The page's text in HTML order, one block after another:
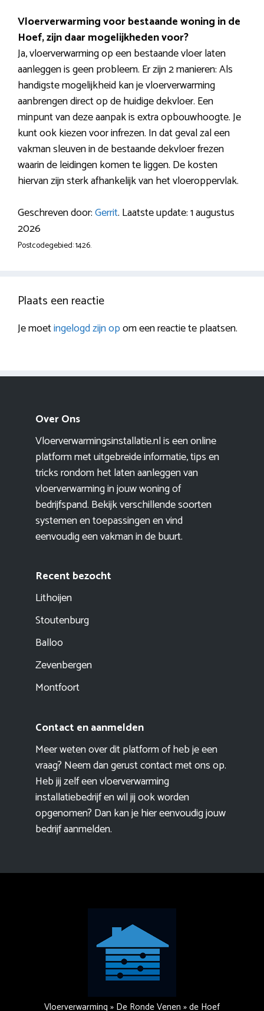
Vloerverwarming voor bestaande woning in de
Hoef, zijn daar mogelijkheden voor?
Ja, vloerverwarming op een bestaande vloer laten
aanleggen is geen probleem. Er zijn 2 manieren: Als
handigste mogelijkheid kan je vloerverwarming
aanbrengen direct op de huidige dekvloer. Een
minpunt van deze aanpak is extra opbouwhoogte. Je
kunt ook kiezen voor infrezen. In dat geval zal een
vakman sleuven in de bestaande dekvloer frezen
waarin de leidingen komen te liggen. De kosten
hiervan zijn sterk afhankelijk van het vloeroppervlak.
Geschreven door:Gerrit. Laatste update: 1 augustus
2026
Postcodegebied: 1426.
Plaats een reactie
Je moetingelogd zijn opom een reactie te plaatsen.
Over Ons
Vloerverwarmingsinstallatie.nl is een online
platform met uitgebreide informatie, tips en
tricks rondom het laten aanleggen van
vloerverwarming in jouw woning of
bedrijfspand. Bekijk verschillende soorten
systemen en toepassingen en vind
eenvoudig een vakman in de buurt.
Recent bezocht
Lithoijen
Stoutenburg
Balloo
Zevenbergen
Montfoort
Contact en aanmelden
Meer weten over dit platform of heb je een
vraag? Neem dan gerust contact met ons op.
Heb jij zelf een vloerverwarming
installatiebedrijf en wil jij ook worden
opgenomen? Dan kan je hier eenvoudigjouw
bedrijf aanmelden.
Vloerverwarming » De Ronde Venen »de Hoef